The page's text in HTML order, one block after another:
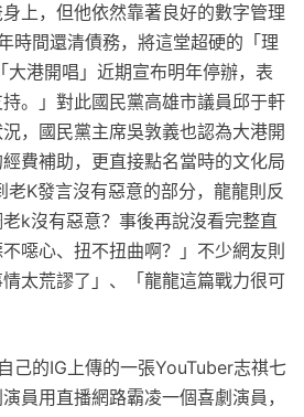
上，但他依然靠著良好的數字管理
時間還清債務，將這堂超硬的「理
大港開唱」近期宣布明年停辦，表
。」對此國民黨高雄市議員邱于軒
，國民黨主席吳敦義也認為大港開
費補助，更直接點名當時的文化局
K發言沒有惡意的部分，龍龍則反
k沒有惡意？事後再說沒看完整直
噁心、扭不扭曲啊？」不少網友則
太荒謬了」、「龍龍這篇戰力很可
己的IG上傳的一張YouTuber志祺七
員用直播網路霸凌一個喜劇演員，